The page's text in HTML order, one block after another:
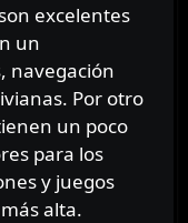
son excelentes
un
navegación
Por otro
un poco
para los
y juegos
alta.